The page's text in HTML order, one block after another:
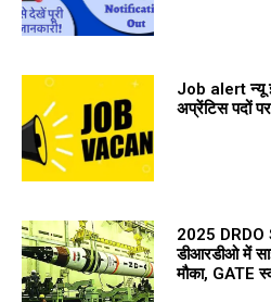
Job alert न्यू
अप्रेंटिस पदों पर
2025
डीआरडीओ में
मौका, GATE